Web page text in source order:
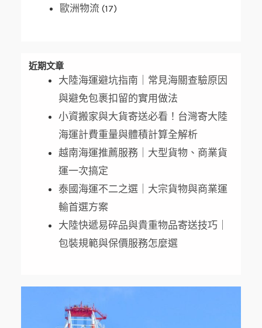
歐洲物流 (17)
近期文章
大陸海運避坑指南｜常見海關查驗原因
與避免包裹扣留的實用做法
小資搬家與大貨寄送必看！台灣寄大陸
海運計費重量與體積計算全解析
越南海運推薦服務｜大型貨物、商業貨
運一次搞定
泰國海運不二之選｜大宗貨物與商業運
輸首選方案
大陸快遞易碎品與貴重物品寄送技巧｜
包裝規範與保價服務怎麼選